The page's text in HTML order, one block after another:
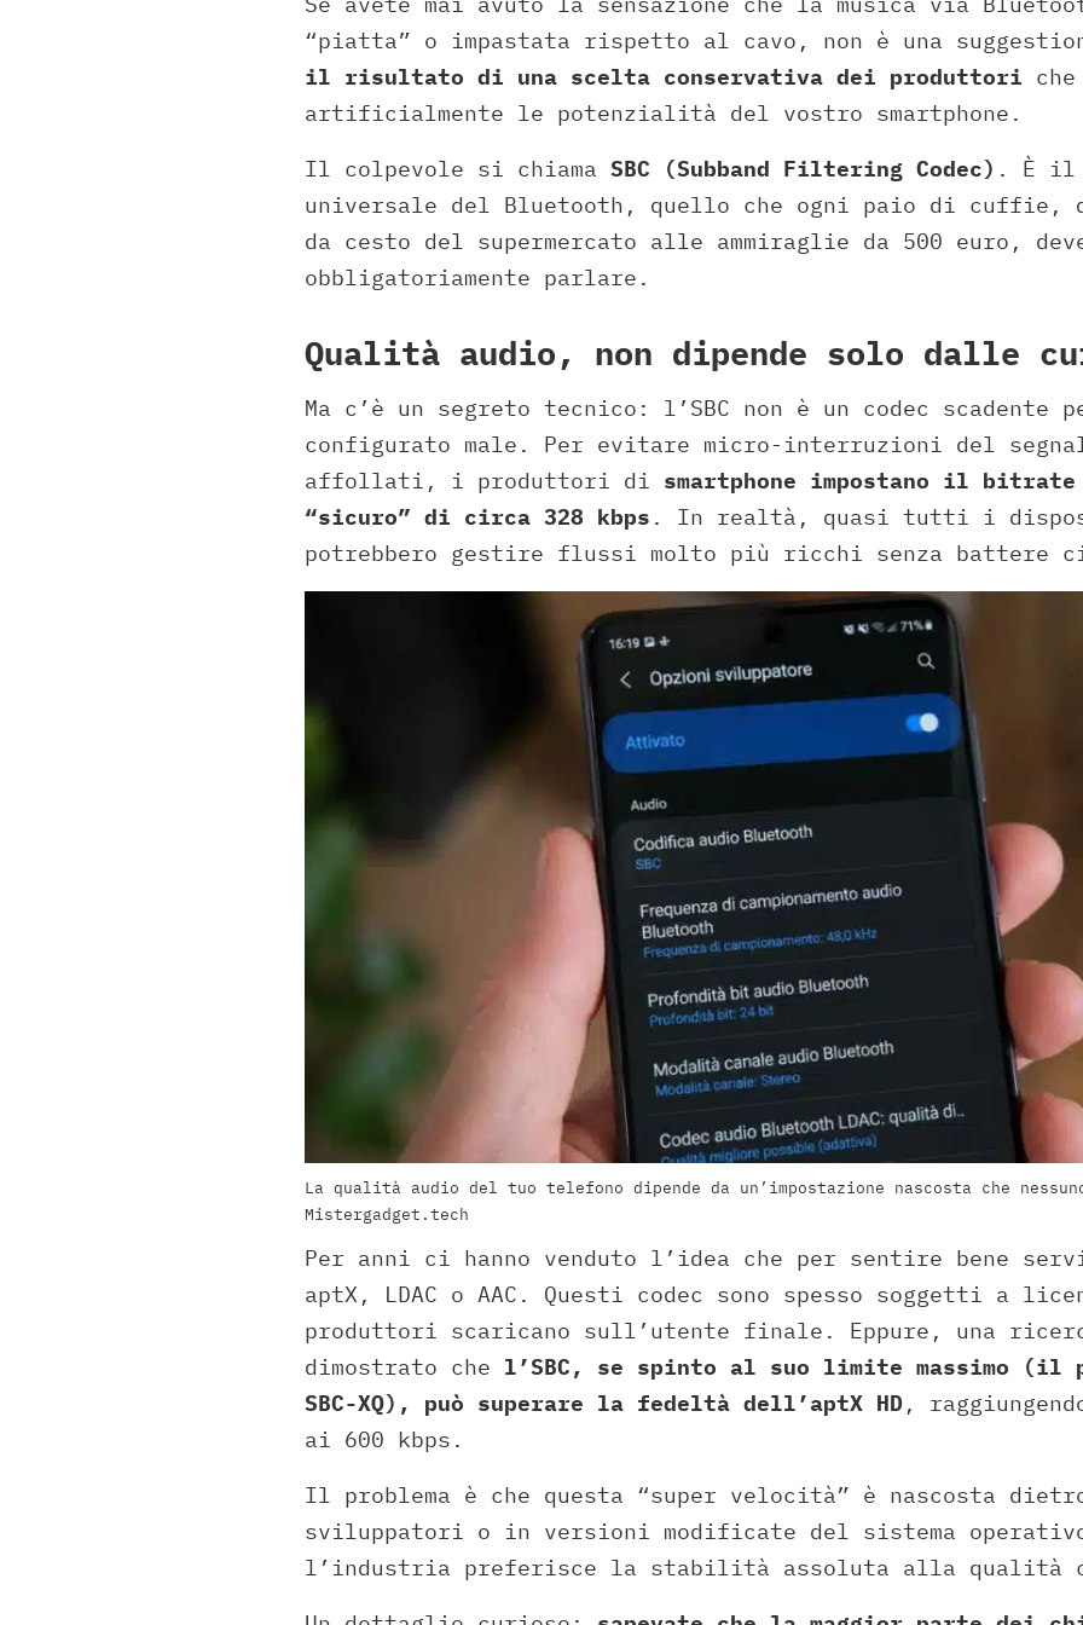
“piatta” o impastata rispetto al cavo, non è una
il risultato di una scelta conservativa dei produttori
artificialmente le potenzialità del vostro smartphone.
Il colpevole si chiama SBC (Subband Filtering Codec) . È il
universale del Bluetooth, quello che ogni paio di cuffie,
da cesto del supermercato alle ammiraglie da 500 euro,
obbligatoriamente parlare.
Qualità audio, non dipende solo dalle
Ma c’è un segreto tecnico: l’SBC non è un codec scadente
configurato male. Per evitare micro-interruzioni del
affollati, i produttori di smartphone impostano il
“sicuro” di circa 328 kbps . In realtà, quasi tutti i
potrebbero gestire flussi molto più ricchi senza battere
La qualità audio del tuo telefono dipende da un’impostazione nascosta che
Mistergadget.tech
Per anni ci hanno venduto l’idea che per sentire bene
aptX, LDAC o AAC. Questi codec sono spesso soggetti a
produttori scaricano sull’utente finale. Eppure, una
dimostrato che l’SBC, se spinto al suo limite massimo (il
SBC-XQ), può superare la fedeltà dell’aptX HD,
ai 600 kbps.
Il problema è che questa “super velocità” è nascosta
sviluppatori o in versioni modificate del sistema
l’industria preferisce la stabilità assoluta alla